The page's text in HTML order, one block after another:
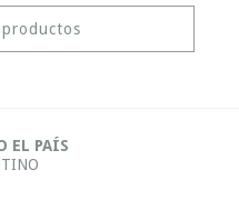
EL PAÍS